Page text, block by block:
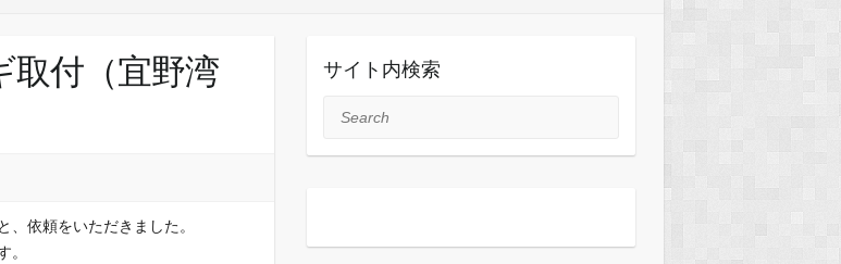
取付（宜野湾
、依頼をいただきました。
。
サイト内検索
Search